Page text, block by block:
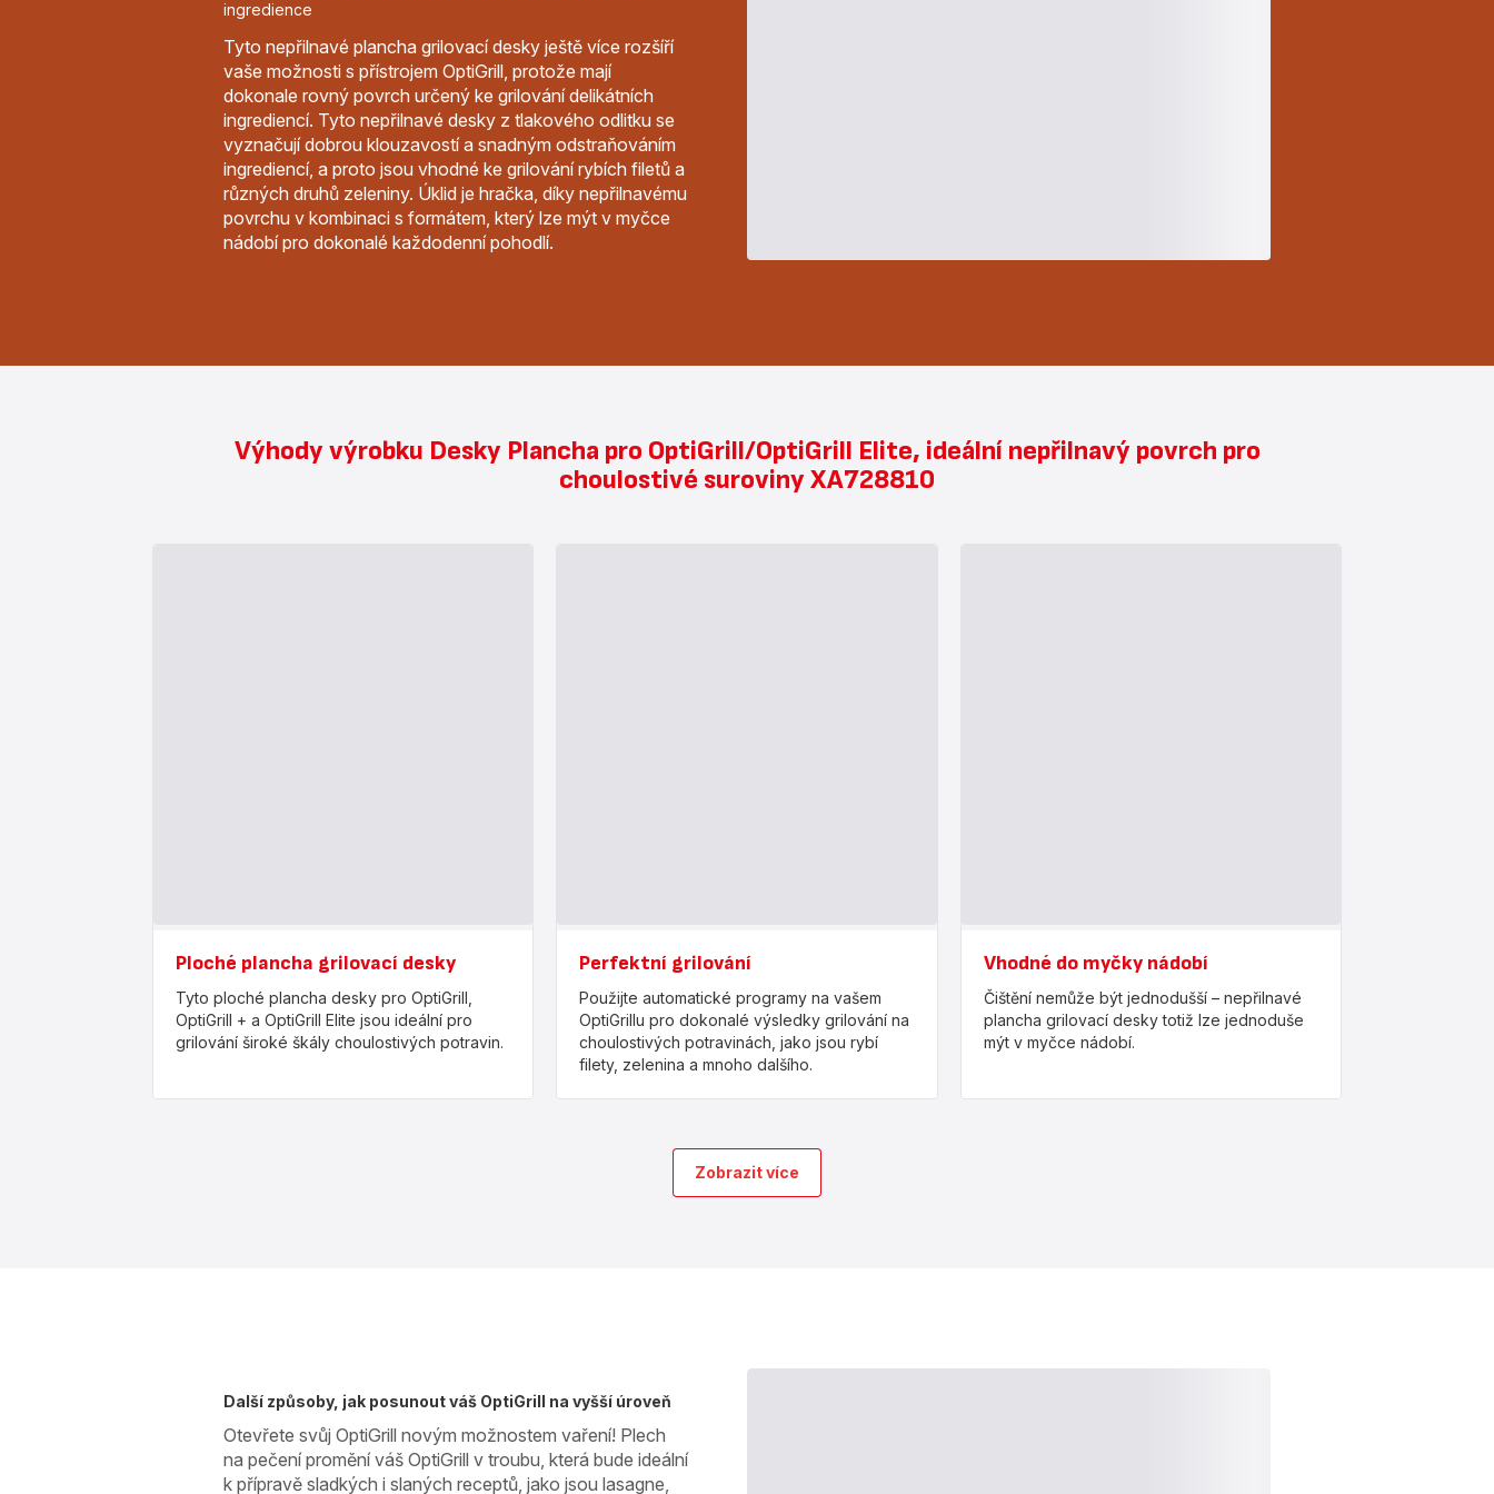
ingredience
Tyto nepřilnavé plancha grilovací desky ještě více rozšíří
vaše možnosti s přístrojem OptiGrill, protože mají
dokonale rovný povrch určený ke grilování delikátních
ingrediencí. Tyto nepřilnavé desky z tlakového odlitku se
vyznačují dobrou klouzavostí a snadným odstraňováním
ingrediencí, a proto jsou vhodné ke grilování rybích filetů a
různých druhů zeleniny. Úklid je hračka, díky nepřilnavému
povrchu v kombinaci s formátem, který lze mýt v myčce
nádobí pro dokonalé každodenní pohodlí.
Výhody výrobku Desky Plancha pro OptiGrill/OptiGrill Elite, ideální nepřilnavý povrch pro
choulostivé suroviny XA728810
Ploché plancha grilovací desky
Tyto ploché plancha desky pro OptiGrill,
OptiGrill + a OptiGrill Elite jsou ideální pro
grilování široké škály choulostivých potravin.
Perfektní grilování
Použijte automatické programy na vašem
OptiGrillu pro dokonalé výsledky grilování na
choulostivých potravinách, jako jsou rybí
filety, zelenina a mnoho dalšího.
Vhodné do myčky nádobí
Čištění nemůže být jednodušší – nepřilnavé
plancha grilovací desky totiž lze jednoduše
mýt v myčce nádobí.
Zobrazit více
Další způsoby, jak posunout váš OptiGrill na vyšší úroveň
Otevřete svůj OptiGrill novým možnostem vaření! Plech
na pečení promění váš OptiGrill v troubu, která bude ideální
k přípravě sladkých i slaných receptů, jako jsou lasagne,